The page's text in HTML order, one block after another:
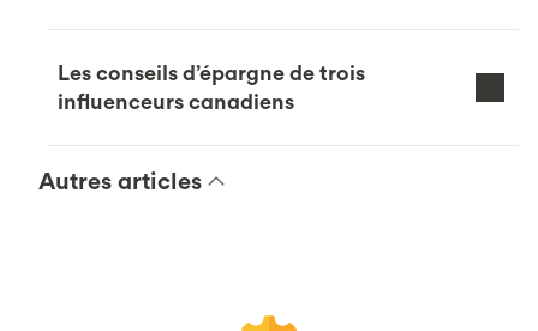
Les conseils d’épargne de trois
influenceurs canadiens
Autres articles